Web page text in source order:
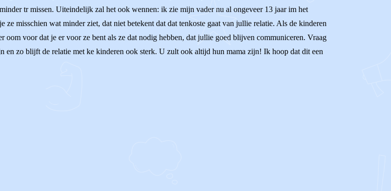
tr missen. Uiteindelijk zal het ook wennen: ik zie mijn vader nu al ongeveer 13 jaar im het
misschien wat minder ziet, dat niet betekent dat dat tenkoste gaat van jullie relatie. Als de kinderen
voor dat je er voor ze bent als ze dat nodig hebben, dat jullie goed blijven communiceren. Vraag
en zo blijft de relatie met ke kinderen ook sterk. U zult ook altijd hun mama zijn! Ik hoop dat dit een